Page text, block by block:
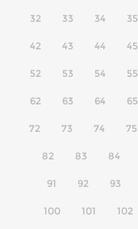
32 33 34 35
42 43 44 45
52 53 54 55
62 63 64 65
72 73 74 75
82 83 84
91 92 93
100 101 102